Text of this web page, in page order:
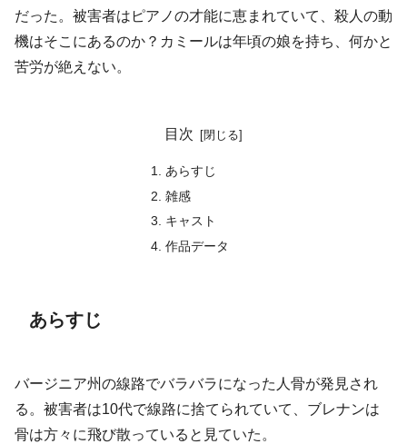
だった。被害者はピアノの才能に恵まれていて、殺人の動
機はそこにあるのか？カミールは年頃の娘を持ち、何かと
苦労が絶えない。
目次
あらすじ
雑感
キャスト
作品データ
あらすじ
バージニア州の線路でバラバラになった人骨が発見され
る。被害者は10代で線路に捨てられていて、ブレナンは
骨は方々に飛び散っていると見ていた。